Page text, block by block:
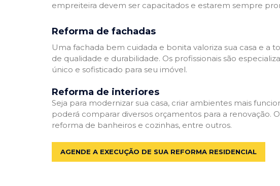
empreiteira devem ser capacitados e estarem sempre
Reforma de fachadas
Uma fachada bem cuidada e bonita valoriza sua casa e a
de qualidade e durabilidade. Os profissionais são
único e sofisticado para seu imóvel.
Reforma de interiores
Seja para modernizar sua casa, criar ambientes mais
poderá comparar diversos orçamentos para a renovação.
reforma de banheiros e cozinhas, entre outros.
AGENDE A EXECUÇÃO DE SUA REFORMA RESIDENCIAL